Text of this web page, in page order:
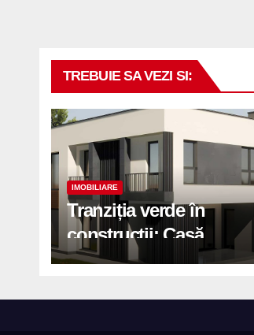
TREBUIE SA VEZI SI:
IMOBILIARE
Tranziția verde în
construcții: Casă
modernă cu structură